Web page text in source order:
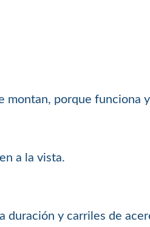
montan, porque funciona
a la vista.
duración y carriles de